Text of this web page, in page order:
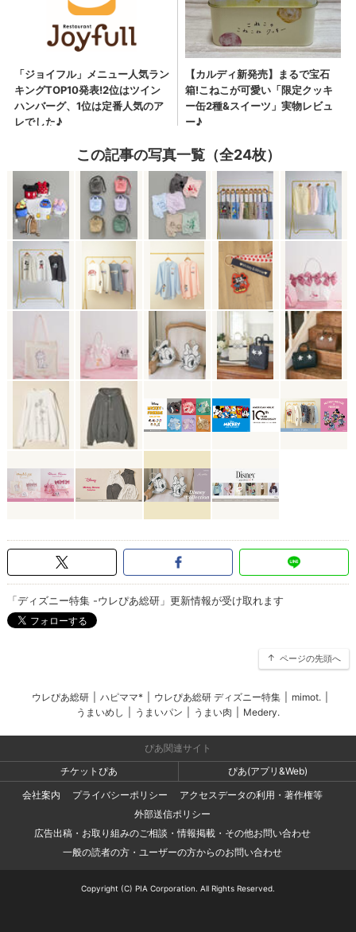
この記事の写真一覧（全24枚）
「ディズニー特集 -ウレぴあ総研」更新情報が受け取れます
ページの先頭へ
ウレぴあ総研 ハピママ* ウレぴあ総研 ディズニー特集 mimot.
うまいめし
うまいパン うまい肉 Medery.
ぴあ関連サイト
チケットぴあ
ぴあ(アプリ&Web)
会社案内
プライバシーポリシー
アクセスデータの利用・著作権等
外部送信ポリシー
広告出稿・お取り組みのご相談・情報掲載・その他お問い合わせ
一般の読者の方・ユーザーの方からのお問い合わせ
Copyright (C) PIA Corporation. All Rights Reserved.